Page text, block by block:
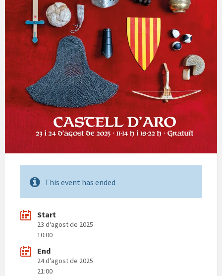
This event has ended
Start
23 d'agost de 2025
10:00
End
24 d'agost de 2025
21:00